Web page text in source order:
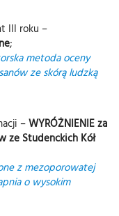
III roku –
;
metoda oceny
ze skórą ludzką
–WYRÓŻNIENIE za
ze Studenckich Kół
z mezoporowatej
o wysokim